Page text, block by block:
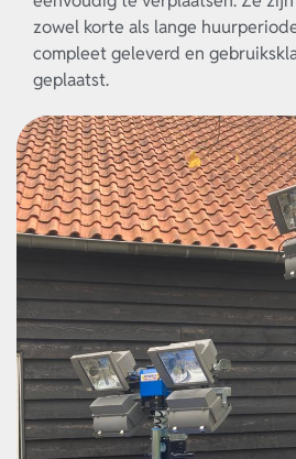
zowel korte als lange
compleet geleverd en
geplaatst.